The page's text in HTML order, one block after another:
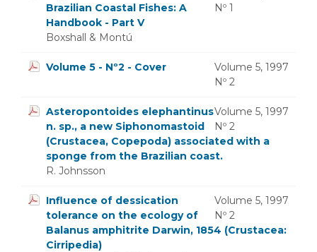
Nº 1
Brazilian Coastal Fishes: A
Handbook - Part V
Boxshall & Montú
Volume 5, 1997
Nº 2
Volume 5 - Nº2 - Cover
Volume 5, 1997
Nº 2
Asteropontoides elephantinus
n. sp., a new Siphonomastoid
(Crustacea, Copepoda) associated with a
sponge from the Brazilian coast.
R. Johnsson
Volume 5, 1997
Nº 2
Influence of dessication
tolerance on the ecology of
Balanus amphitrite Darwin, 1854 (Crustacea:
Cirripedia)